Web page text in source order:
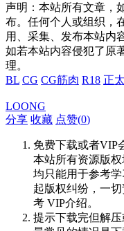
声明：本站所有文章，
布。任何个人或组织，
用、采集、发布本站内
如若本站内容侵犯了原
理。
BL CG CG筋肉 R18 正太
LOONG
分享 收藏 点赞(0)
免费下载或者VIP
本站所有资源版
均只能用于参考学
起版权纠纷，一
考 VIP介绍。
提示下载完但解压